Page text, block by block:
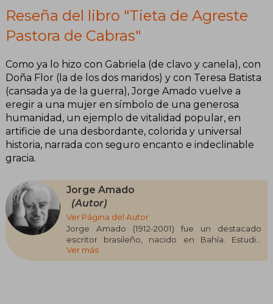
Reseña del libro "Tieta de Agreste
Pastora de Cabras"
Como ya lo hizo con Gabriela (de clavo y canela), con
Doña Flor (la de los dos maridos) y con Teresa Batista
(cansada ya de la guerra), Jorge Amado vuelve a
eregir a una mujer en símbolo de una generosa
humanidad, un ejemplo de vitalidad popular, en
artificie de una desbordante, colorida y universal
historia, narrada con seguro encanto e indeclinable
gracia.
Jorge Amado
(Autor)
Ver Página del Autor
Jorge Amado (1912-2001) fue un destacado
escritor brasileño, nacido en Bahía. Estudió
Derecho en Río de Janeiro, pero se dedicó
principalmente a la literatura y la política.
Ver más